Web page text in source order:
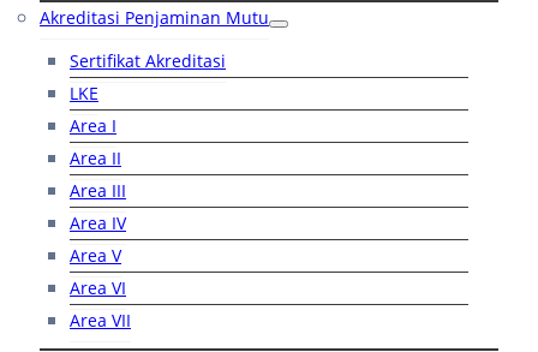
Akreditasi Penjaminan Mutu
Sertifikat Akreditasi
LKE
Area I
Area II
Area III
Area IV
Area V
Area VI
Area VII